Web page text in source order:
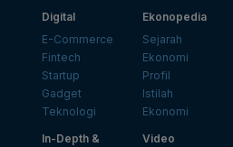
Digital
E-Commerce
Fintech
Startup
Gadget
Teknologi
Ekonopedia
Sejarah
Ekonomi
Profil
Istilah
Ekonomi
In-Depth &
Video